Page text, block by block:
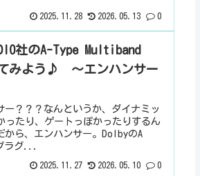
2025.11.28 2026.05.13 0
社のA-Type Multiband
てみよう♪ ～エンハンサー
？？？なんというか、ダイナミッ
ったり、ゲートっぽかったりするん
から、エンハンサー。DolbyのA
ラグ...
2025.11.27 2026.05.10 0